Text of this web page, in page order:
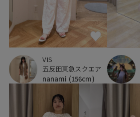
VIS
五反田東急スクエア
nanami (156cm)